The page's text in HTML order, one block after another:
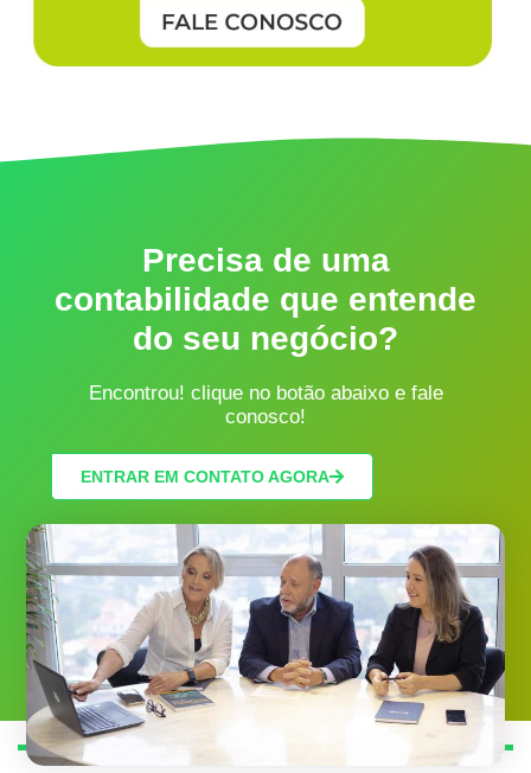
Precisa de uma
contabilidade que entende
do seu negócio?
Encontrou! clique no botão abaixo e fale
conosco!
ENTRAR EM CONTATO AGORA